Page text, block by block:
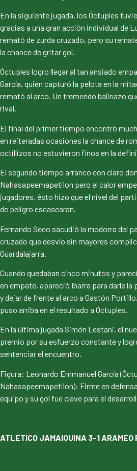
En la siguiente jugada, los Óctuples
gracias a una gran acción individual de
remató de zurda cruzado, pero su
la chance de gritar gol.
Óctuples logro llegar al tan ansiado
García, quién capturó la pelota en la
remató al arco. Un tremendo balinazo
rival.
El final del primer tiempo encontró
en reiteradas ocasiones la chance de
octillizos no estuvieron finos en la
El segundo tiempo arranco con claro
Nahasapeemapetilon pero el calor
jugadores, ésto hizo que el nivel del
de peligro escasearan.
Fernando Seco sacudió la modorra del
cruzado que desvío sin mayores
Guardalajarra.
Cuando quedaban cinco minutos y
en empate, apareció Ibarra para darle la
y dejar de frente al arco a Gastón
puso arriba en el resultado a Óctuples.
En la última jugada Simón Lestani, el
premio por su esfuerzo constante y
sentenciar el encuentro.
Figura: Leonardo Emmanuel García
Nahasapeemapetilon): Firme en
equipo y su gol fue clave para el
ATLETICO JAMAIQUINA 3-1 ARAMEO